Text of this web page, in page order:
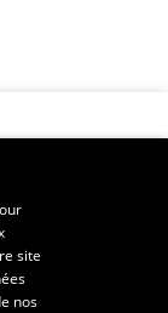
0A6
site
nos